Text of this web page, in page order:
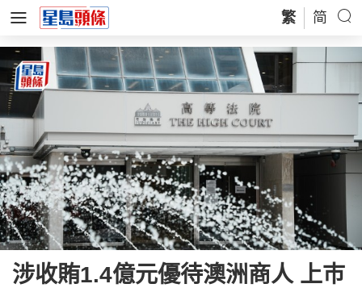
繁 简
涉收賄1.4億元優待澳洲商人 上巿